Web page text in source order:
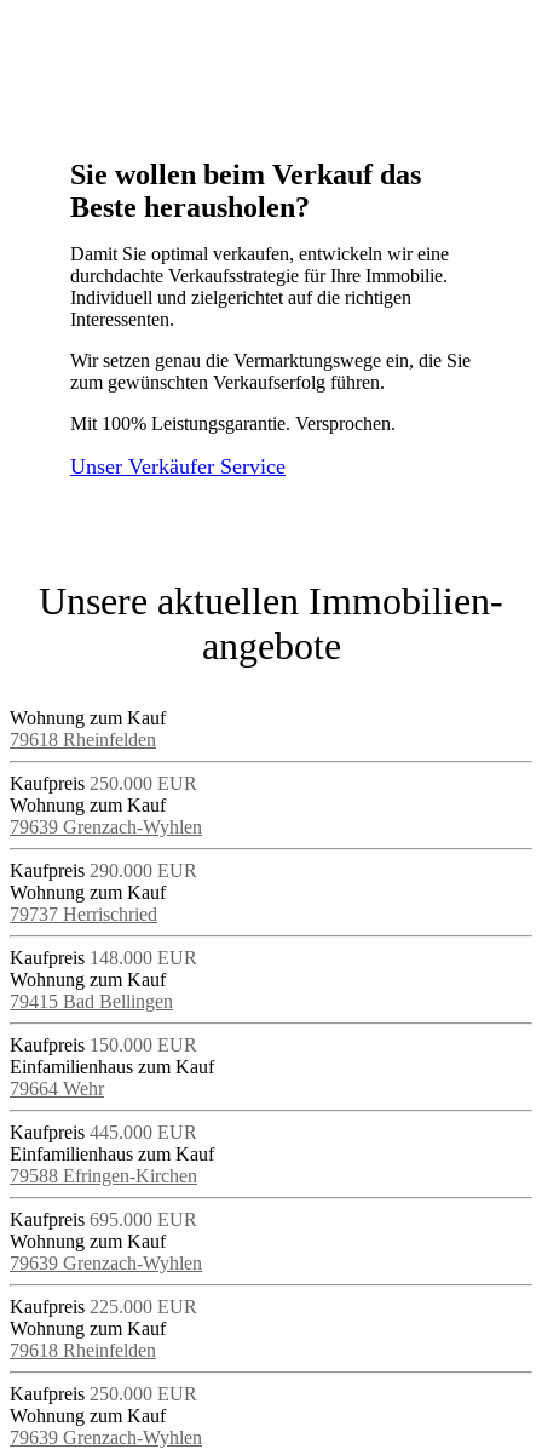
Sie wollen beim Verkauf das
Beste herausholen?
Damit Sie optimal verkaufen, entwickeln wir eine
durchdachte Verkaufsstrategie für Ihre Immobilie.
Individuell und zielgerichtet auf die richtigen
Interessenten.
Wir setzen genau die Vermarktungswege ein, die Sie
zum gewünschten Verkaufserfolg führen.
Mit 100% Leistungsgarantie. Versprochen.
Unser Verkäufer Service
Unsere aktuellen Immobilien­
angebote
Wohnung zum Kauf
79618 Rheinfelden
Kaufpreis 250.000 EUR
Wohnung zum Kauf
79639 Grenzach-Wyhlen
Kaufpreis 290.000 EUR
Wohnung zum Kauf
79737 Herrischried
Kaufpreis 148.000 EUR
Wohnung zum Kauf
79415 Bad Bellingen
Kaufpreis 150.000 EUR
Einfamilienhaus zum Kauf
79664 Wehr
Kaufpreis 445.000 EUR
Einfamilienhaus zum Kauf
79588 Efringen-Kirchen
Kaufpreis 695.000 EUR
Wohnung zum Kauf
79639 Grenzach-Wyhlen
Kaufpreis 225.000 EUR
Wohnung zum Kauf
79618 Rheinfelden
Kaufpreis 250.000 EUR
Wohnung zum Kauf
79639 Grenzach-Wyhlen